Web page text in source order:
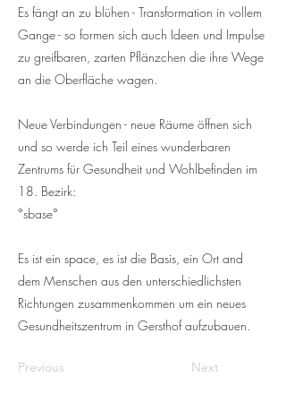
Es fängt an zu blühen - Transformation in vollem
Gange - so formen sich auch Ideen und Impulse
zu greifbaren, zarten Pflänzchen die ihre Wege
an die Oberfläche wagen.
Neue Verbindungen - neue Räume öffnen sich
und so werde ich Teil eines wunderbaren
Zentrums für Gesundheit und Wohlbefinden im
18. Bezirk:
°sbase°
Es ist ein space, es ist die Basis, ein Ort and
dem Menschen aus den unterschiedlichsten
Richtungen zusammenkommen um ein neues
Gesundheitszentrum in Gersthof aufzubauen.
Previous Next